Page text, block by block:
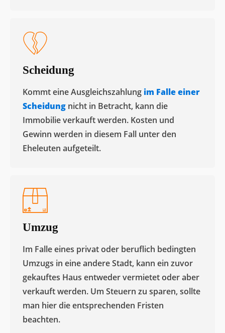
Scheidung
Kommt eine Ausgleichszahlung im Falle einer
Scheidung nicht in Betracht, kann die
Immobilie verkauft werden. Kosten und
Gewinn werden in diesem Fall unter den
Eheleuten aufgeteilt.​
Umzug
Im Falle eines privat oder beruflich bedingten
Umzugs in eine andere Stadt, kann ein zuvor
gekauftes Haus entweder vermietet oder aber
verkauft werden. Um Steuern zu sparen, sollte
man hier die entsprechenden Fristen
beachten.